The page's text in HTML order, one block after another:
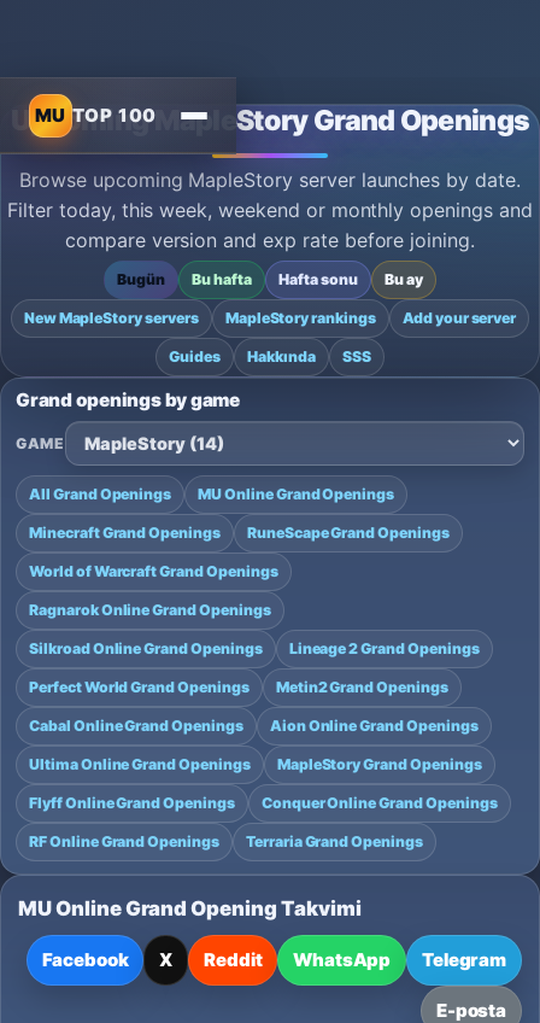
MU TOP 100
Upcoming MapleStory Grand Openings
Browse upcoming MapleStory server launches by date.
Filter today, this week, weekend or monthly openings and
compare version and exp rate before joining.
Bugün Bu hafta Hafta sonu Bu ay
New MapleStory servers MapleStory rankings Add your server
Guides Hakkında SSS
Grand openings by game
GAME
All Grand Openings MU Online Grand Openings
Minecraft Grand Openings RuneScape Grand Openings
World of Warcraft Grand Openings
Ragnarok Online Grand Openings
Silkroad Online Grand Openings Lineage 2 Grand Openings
Perfect World Grand Openings Metin2 Grand Openings
Cabal Online Grand Openings Aion Online Grand Openings
Ultima Online Grand Openings MapleStory Grand Openings
Flyff Online Grand Openings Conquer Online Grand Openings
RF Online Grand Openings Terraria Grand Openings
MU Online Grand Opening Takvimi
Facebook X Reddit WhatsApp Telegram
E-posta